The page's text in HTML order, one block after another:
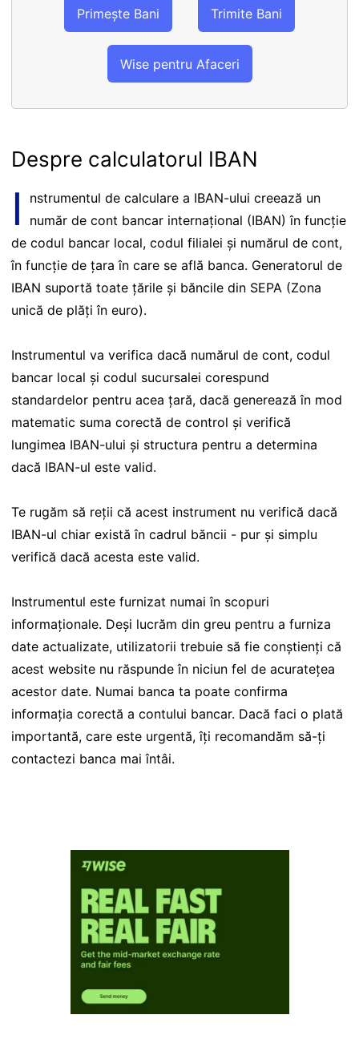
Primește Bani Trimite Bani
Wise pentru Afaceri
Despre calculatorul IBAN
I
nstrumentul de calculare a IBAN-ului creează un
număr de cont bancar internațional (IBAN) în funcție
de codul bancar local, codul filialei și numărul de cont,
în funcție de țara în care se află banca. Generatorul de
IBAN suportă toate țările și băncile din SEPA (Zona
unică de plăți în euro).
Instrumentul va verifica dacă numărul de cont, codul
bancar local și codul sucursalei corespund
standardelor pentru acea țară, dacă generează în mod
matematic suma corectă de control și verifică
lungimea IBAN-ului și structura pentru a determina
dacă IBAN-ul este valid.
Te rugăm să reții că acest instrument nu verifică dacă
IBAN-ul chiar există în cadrul băncii - pur și simplu
verifică dacă acesta este valid.
Instrumentul este furnizat numai în scopuri
informaționale. Deși lucrăm din greu pentru a furniza
date actualizate, utilizatorii trebuie să fie conștienți că
acest website nu răspunde în niciun fel de acuratețea
acestor date. Numai banca ta poate confirma
informația corectă a contului bancar. Dacă faci o plată
importantă, care este urgentă, îți recomandăm să-ți
contactezi banca mai întâi.